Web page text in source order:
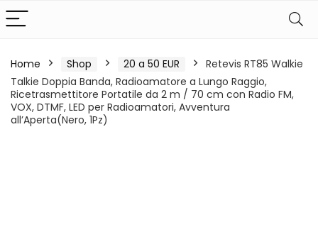
Home Shop 20 a 50 EUR
Retevis RT85 Walkie
Talkie Doppia Banda, Radioamatore a Lungo Raggio,
Ricetrasmettitore Portatile da 2 m / 70 cm con Radio FM,
VOX, DTMF, LED per Radioamatori, Avventura
all’Aperta(Nero, 1Pz)